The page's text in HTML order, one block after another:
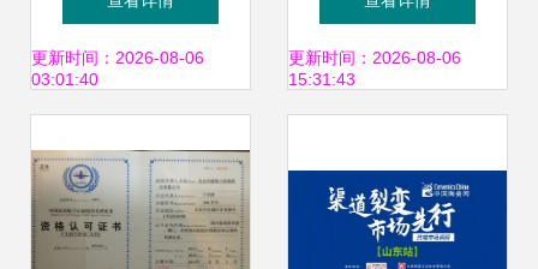
更新时间：2026-08-06
03:01:40
厂家选择与价格考
更新时间：2026-08-06
15:31:43